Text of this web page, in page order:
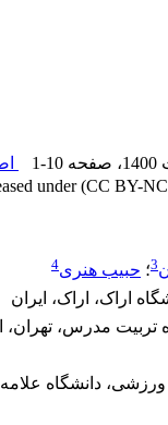
، صفحه 1-10
3؛ حبیب هنری4
اراک، اراک، ایران
تربیت مدرس، تهران،
دانشگاه علامه